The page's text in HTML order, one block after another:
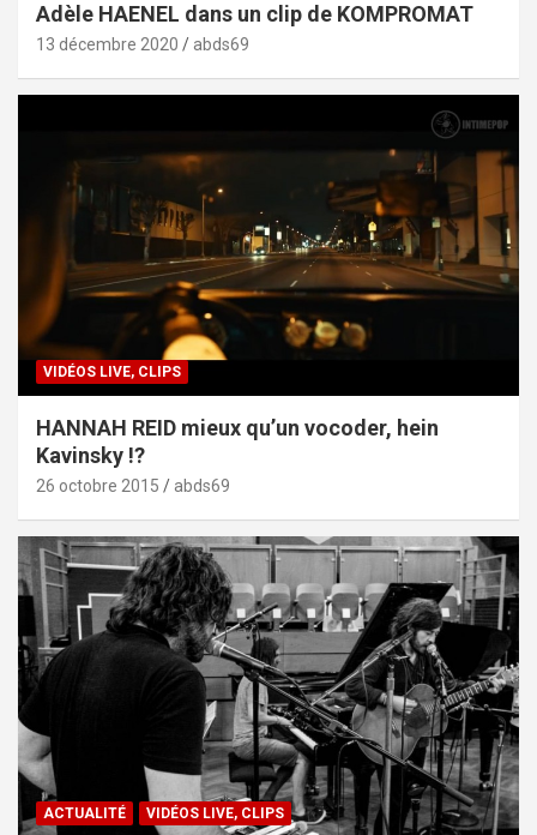
Adèle HAENEL dans un clip de KOMPROMAT
13 décembre 2020 abds69
VIDÉOS LIVE, CLIPS
HANNAH REID mieux qu’un vocoder, hein
Kavinsky !?
26 octobre 2015 abds69
ACTUALITÉ VIDÉOS LIVE, CLIPS